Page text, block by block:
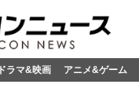
ドラマ&映画 アニメ&ゲーム